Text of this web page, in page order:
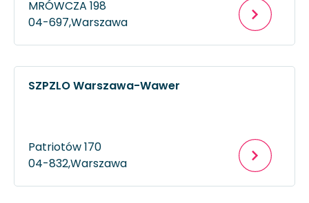
MRÓWCZA 198
04-697,Warszawa
SZPZLO Warszawa-Wawer
Patriotów 170
04-832,Warszawa